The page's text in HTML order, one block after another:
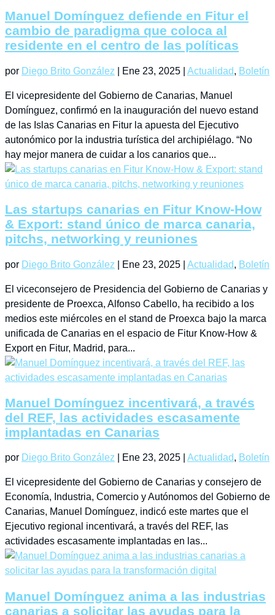
Manuel Domínguez defiende en Fitur el
cambio de paradigma que coloca al
residente en el centro de las políticas
por Diego Brito González Ene 23, 2025 Actualidad, Boletín
El vicepresidente del Gobierno de Canarias, Manuel
Domínguez, confirmó en la inauguración del nuevo estand
de las Islas Canarias en Fitur la apuesta del Ejecutivo
autonómico por la industria turística del archipiélago. “No
hay mejor manera de cuidar a los canarios que...
Las startups canarias en Fitur Know-How
& Export: stand único de marca canaria,
pitchs, networking y reuniones
por Diego Brito González Ene 23, 2025 Actualidad, Boletín
El viceconsejero de Presidencia del Gobierno de Canarias y
presidente de Proexca, Alfonso Cabello, ha recibido a los
medios este miércoles en el stand de Proexca bajo la marca
unificada de Canarias en el espacio de Fitur Know-How &
Export en Fitur, Madrid, para...
Manuel Domínguez incentivará, a través
del REF, las actividades escasamente
implantadas en Canarias
por Diego Brito González Ene 23, 2025 Actualidad, Boletín
El vicepresidente del Gobierno de Canarias y consejero de
Economía, Industria, Comercio y Autónomos del Gobierno de
Canarias, Manuel Domínguez, indicó este martes que el
Ejecutivo regional incentivará, a través del REF, las
actividades escasamente implantadas en las...
Manuel Domínguez anima a las industrias
canarias a solicitar las ayudas para la